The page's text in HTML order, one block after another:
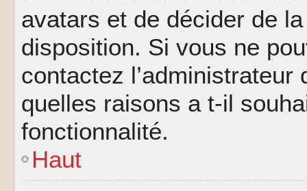
avatars et de décider de
disposition. Si vous ne
contactez
quelles raisons a t-il
fonctionnalité.
Haut